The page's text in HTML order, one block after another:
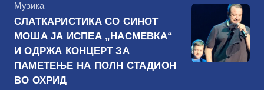
КАтегорија
Музика
СЛАТКАРИСТИКА СО СИНОТ
МОША ЈА ИСПЕА „НАСМЕВКА“
И ОДРЖА КОНЦЕРТ ЗА
ПАМЕТЕЊЕ НА ПОЛН СТАДИОН
ВО ОХРИД